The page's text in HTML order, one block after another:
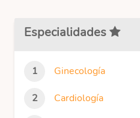
Especialidades
Ginecología
Cardiología